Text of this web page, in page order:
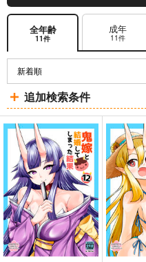
全年齢
11件
成年
11件
追加検索条件